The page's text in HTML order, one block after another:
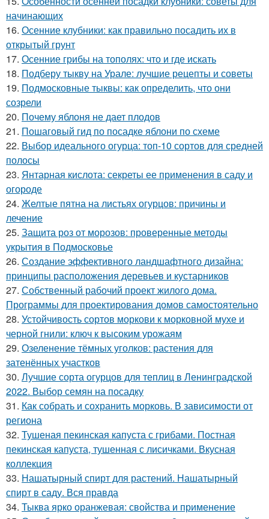
начинающих
16. Осенние клубники: как правильно посадить их в
открытый грунт
17. Осенние грибы на тополях: что и где искать
18. Подберу тыкву на Урале: лучшие рецепты и советы
19. Подмосковные тыквы: как определить, что они
созрели
20. Почему яблоня не дает плодов
21. Пошаговый гид по посадке яблони по схеме
22. Выбор идеального огурца: топ-10 сортов для средней
полосы
23. Янтарная кислота: секреты ее применения в саду и
огороде
24. Желтые пятна на листьях огурцов: причины и
лечение
25. Защита роз от морозов: проверенные методы
укрытия в Подмосковье
26. Создание эффективного ландшафтного дизайна:
принципы расположения деревьев и кустарников
27. Собственный рабочий проект жилого дома.
Программы для проектирования домов самостоятельно
28. Устойчивость сортов моркови к морковной мухе и
черной гнили: ключ к высоким урожаям
29. Озеленение тёмных уголков: растения для
затенённых участков
30. Лучшие сорта огурцов для теплиц в Ленинградской
2022. Выбор семян на посадку
31. Как собрать и сохранить морковь. В зависимости от
региона
32. Тушеная пекинская капуста с грибами. Постная
пекинская капуста, тушенная с лисичками. Вкусная
коллекция
33. Нашатырный спирт для растений. Нашатырный
спирт в саду. Вся правда
34. Тыква ярко оранжевая: свойства и применение